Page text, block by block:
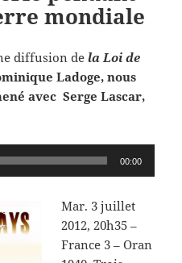
mondiale
diffusion dela Loi de
Ladoge, nous
avec Serge Lascar,
00:00
Mar. 3 juillet
2012, 20h35 –
France 3 – Oran